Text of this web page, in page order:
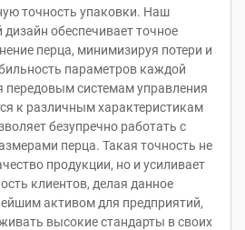
точность упаковки. Наш
обеспечивает точное
перца, минимизируя потери и
параметров каждой
передовым системам управления
к различным характеристикам
безупречно работать с
перца. Такая точность не
продукции, но и усиливает
клиентов, делая данное
активом для предприятий,
высокие стандарты в своих